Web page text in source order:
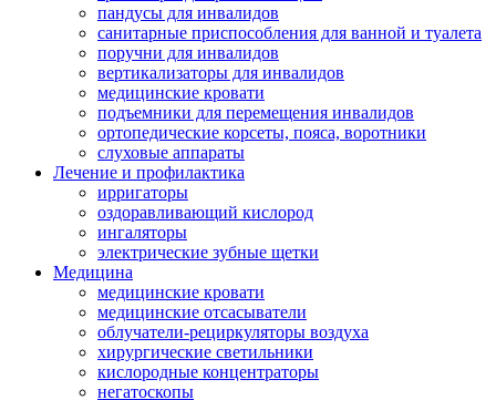
пандусы для инвалидов
санитарные приспособления для ванной и туалета
поручни для инвалидов
вертикализаторы для инвалидов
медицинские кровати
подъемники для перемещения инвалидов
ортопедические корсеты, пояса, воротники
слуховые аппараты
Лечение и профилактика
ирригаторы
оздоравливающий кислород
ингаляторы
электрические зубные щетки
Медицина
медицинские кровати
медицинские отсасыватели
облучатели-рециркуляторы воздуха
хирургические светильники
кислородные концентраторы
негатоскопы